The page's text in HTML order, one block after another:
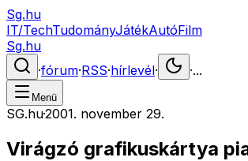
Sg.hu
IT/TechTudományJátékAutóFilm
Sg.hu
·fórum·RSS·hírlevél· ·...
Menü
SG.hu·2001. november 29.
Virágzó grafikuskártya